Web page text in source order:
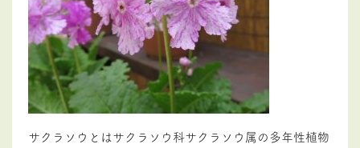
サクラソウとはサクラソウ科サクラソウ属の多年性植物